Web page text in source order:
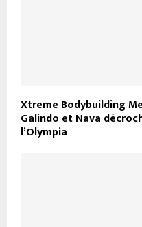
Xtreme Bodybuilding
Galindo et Nava
l’Olympia